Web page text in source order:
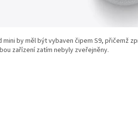
mini by měl být vybaven čipem S9, přičemž
zařízení zatím nebyly zveřejněny.